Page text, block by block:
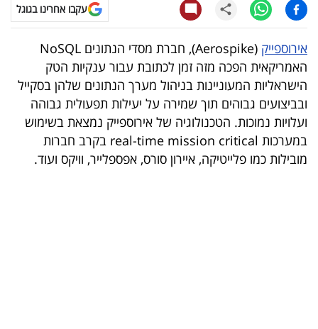
טלוויזיה
עסקי
ספורט
קריירה
ולימודים
מינויים
עקבו אחרינו בגוגל
אירוספייק
(Aerospike), חברת מסדי הנתונים NoSQL
האמריקאית הפכה מזה זמן לכתובת עבור ענקיות הטק
הישראליות המעוניינות בניהול מערך הנתונים שלהן בסקייל
ובביצועים גבוהים תוך שמירה על יעילות תפעולית גבוהה
ועלויות נמוכות. הטכנולוגיה של אירוספייק נמצאת בשימוש
במערכות real-time mission critical בקרב חברות
מובילות כמו פלייטיקה, איירון סורס, אפספלייר, וויקס ועוד.